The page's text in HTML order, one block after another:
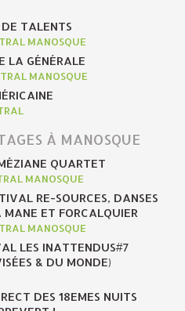
TALENTS
MANOSQUE
LA GÉNÉRALE
MANOSQUE
À MANOSQUE
QUARTET
MANOSQUE
RE-SOURCES, DANSES
ET FORCALQUIER
MANOSQUE
LES INATTENDUS#7
& DU MONDE)
DES 18EMES NUITS